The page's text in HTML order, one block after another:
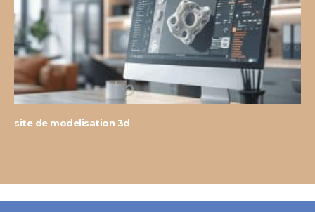
site de modelisation 3d